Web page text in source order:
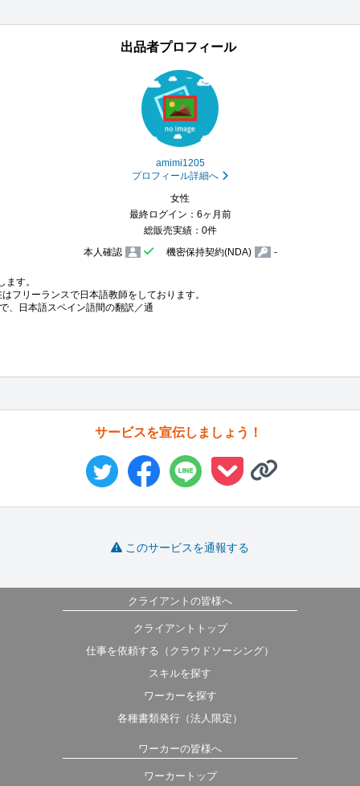
出品者プロフィール
amimi1205
プロフィール詳細へ
女性
最終ログイン：6ヶ月前
総販売実績：0件
本人確認
機密保持契約(NDA) -
す。
フリーランスで日本語教師をしております。
、日本語スペイン語間の翻訳／通
サービスを宣伝しましょう！
このサービスを通報する
クライアントの皆様へ
クライアントトップ
仕事を依頼する（クラウドソーシング）
スキルを探す
ワーカーを探す
各種書類発行（法人限定）
ワーカーの皆様へ
ワーカートップ